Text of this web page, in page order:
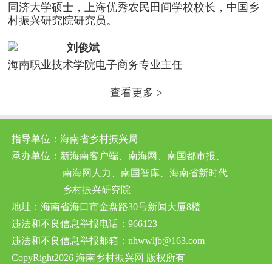
同济大学硕士，上海优秀农民田间学校校长，中国乡
村振兴研究院研究员。
刘俊斌
海南职业技术学院电子商务专业主任
查看更多 >
指导单位：海南省乡村振兴局
承办单位：新海南客户端、南海网、南国都市报、
南海网人力、南国智库、海南省新时代
乡村振兴研究院
地址：海南省海口市金盘路30号新闻大厦8楼
违法和不良信息举报电话：966123
违法和不良信息举报邮箱：nhwwljb@163.com
CopyRight2026 海南乡村振兴网 版权所有